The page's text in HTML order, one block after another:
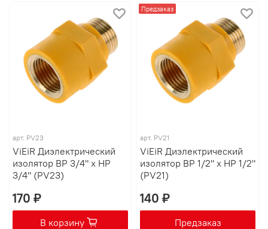
арт. PV23
ViEiR Диэлектрический
изолятор ВР 3/4" х НР
3/4" (PV23)
170 ₽
В корзину
Предзаказ
арт. PV21
ViEiR Диэлектрический
изолятор ВР 1/2" х НР 1/2"
(PV21)
140 ₽
Предзаказ